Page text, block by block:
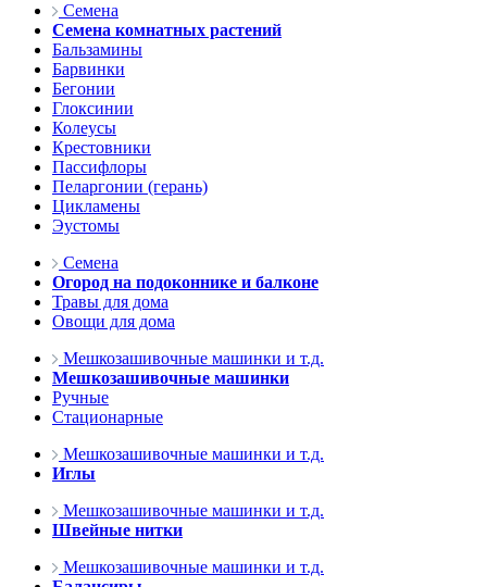
Семена
Семена комнатных растений
Бальзамины
Барвинки
Бегонии
Глоксинии
Колеусы
Крестовники
Пассифлоры
Пеларгонии (герань)
Цикламены
Эустомы
Семена
Огород на подоконнике и балконе
Травы для дома
Овощи для дома
Мешкозашивочные машинки и т.д.
Мешкозашивочные машинки
Ручные
Стационарные
Мешкозашивочные машинки и т.д.
Иглы
Мешкозашивочные машинки и т.д.
Швейные нитки
Мешкозашивочные машинки и т.д.